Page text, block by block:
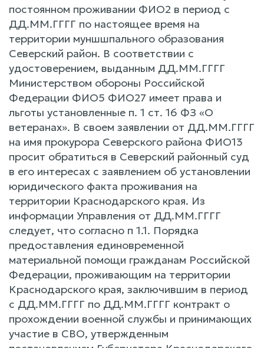
постоянном проживании ФИО2 в период с
ДД.ММ.ГГГГ по настоящее время на
территории муншшпального образования
Северский район. В соответствии с
удостоверением, выданным ДД.ММ.ГГГГ
Министерством обороны Российской
Федерации ФИО5 ФИО27 имеет права и
льготы установленные п. 1 ст. 16 ФЗ «О
ветеранах». В своем заявлении от ДД.ММ.ГГГГ
на имя прокурора Северского района ФИО13
просит обратиться в Северский районный суд
в его интересах с заявлением об установлении
юридического факта проживания на
территории Краснодарского края. Из
информации Управления от ДД.ММ.ГГГГ
следует, что согласно п 1.1. Порядка
предоставления единовременной
материальной помощи гражданам Российской
Федерации, проживающим на территории
Краснодарского края, заключившим в период
с ДД.ММ.ГГГГ по ДД.ММ.ГГГГ контракт о
прохождении военной службы и принимающих
участие в СВО, утвержденным